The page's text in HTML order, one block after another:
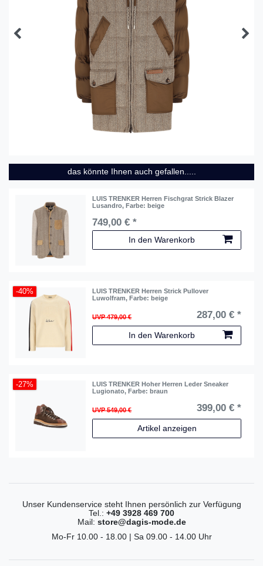
das könnte Ihnen auch gefallen.....
LUIS TRENKER Herren Fischgrat Strick Blazer
Lusandro, Farbe: beige
749,00 € *
In den Warenkorb
-40%
LUIS TRENKER Herren Strick Pullover
Luwolfram, Farbe: beige
UVP 479,00 € 287,00 € *
In den Warenkorb
-27%
LUIS TRENKER Hoher Herren Leder Sneaker
Lugionato, Farbe: braun
UVP 549,00 € 399,00 € *
Artikel anzeigen
Unser Kundenservice steht Ihnen persönlich zur Verfügung
Tel.: +49 3928 469 700
Mail: store@dagis-mode.de
Mo-Fr 10.00 - 18.00 | Sa 09.00 - 14.00 Uhr